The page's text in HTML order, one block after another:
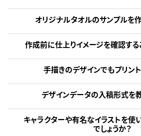
オリジナルタオルのサンプルを
作成前に仕上りイメージを確認する
手描きのデザインでもプリン
デザインデータの入稿形式を
キャラクターや有名なイラストを使
でしょうか？